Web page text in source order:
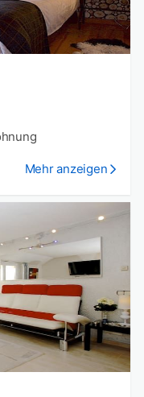
Mehr anzeigen